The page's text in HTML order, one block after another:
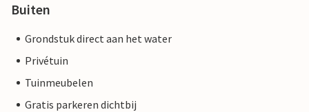
Buiten
Grondstuk direct aan het water
Privétuin
Tuinmeubelen
Gratis parkeren dichtbij